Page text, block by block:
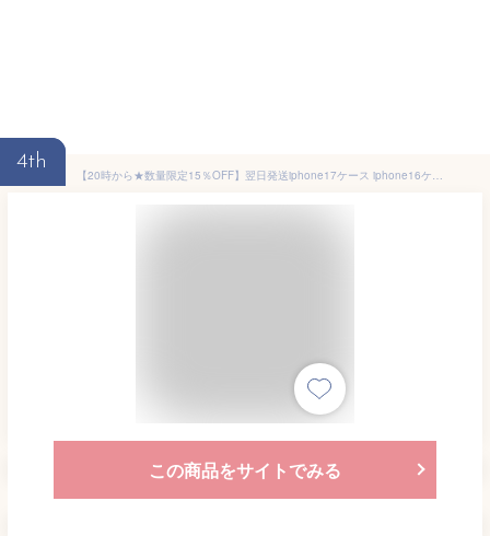
4th
【20時から★数量限定15％OFF】翌日発送iphone17ケース iphone16ケース 16E 16pro 16plus iphone15ケース 15PRO 15PLUS iphone14ケース 手帳型 ショルダー iphoneケース iphone 13 12 12pro 11 se2 se3 6 7 8 ケース ファスナーポケット カード収納 ストラップ付き
この商品をサイトでみる